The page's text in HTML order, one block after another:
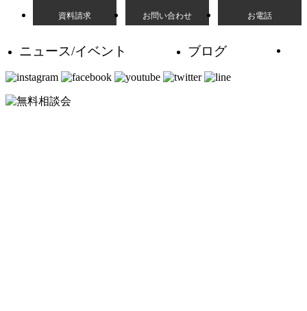
資料請求 お問い合わせ お電話
ニュース/イベント ブログ